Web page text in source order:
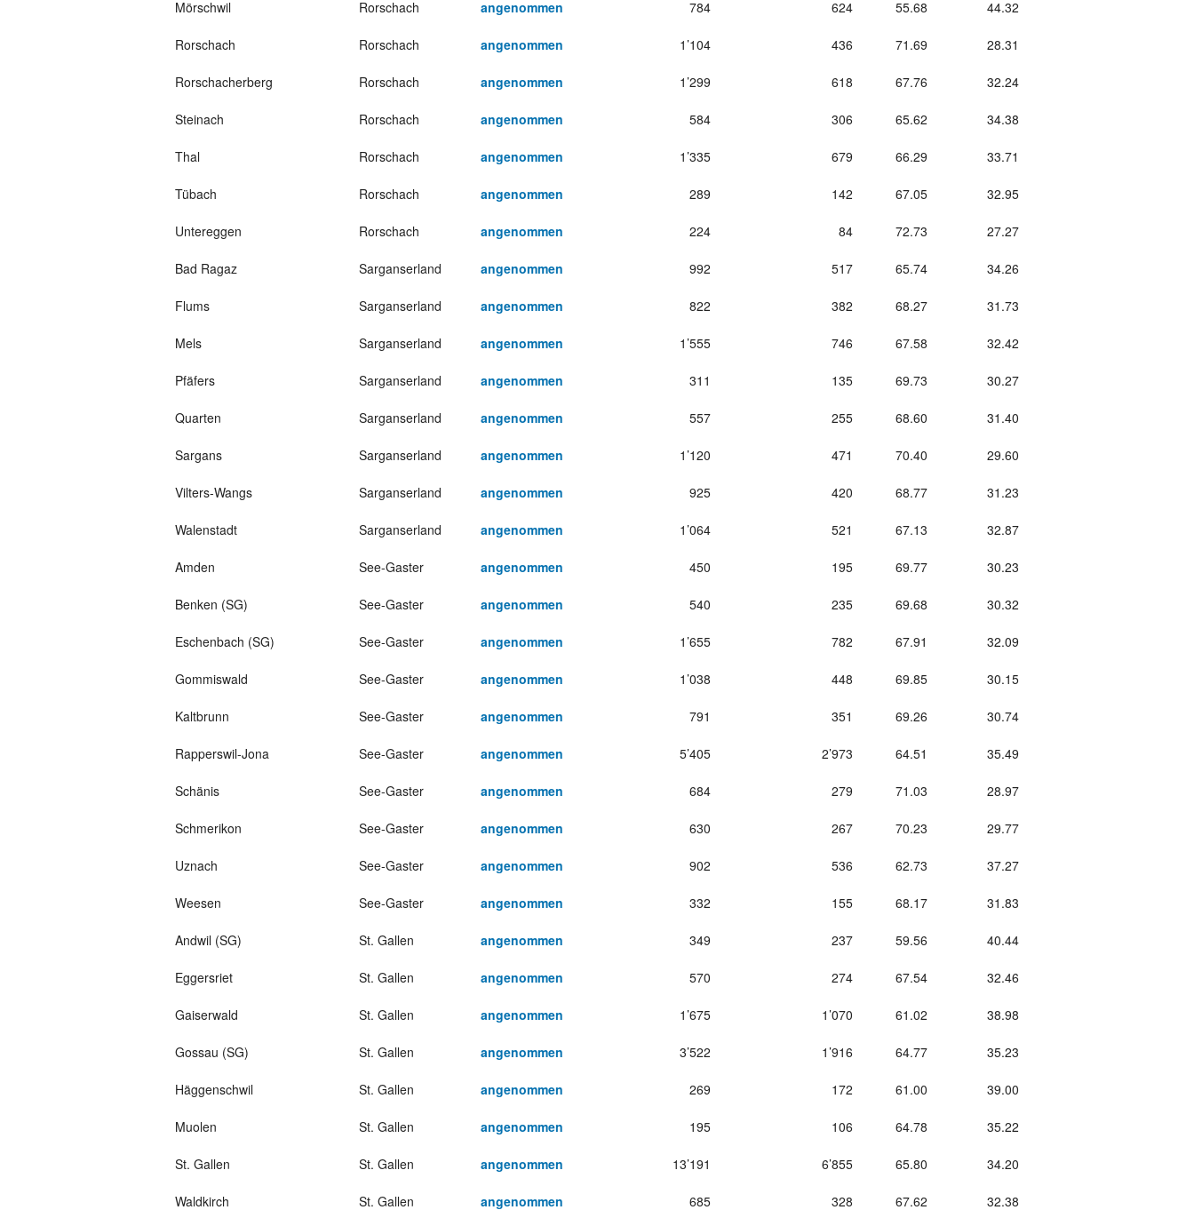
Mörschwil Rorschach angenommen 784 624 55.68 44.32
Rorschach Rorschach angenommen 1’104 436 71.69 28.31
Rorschacherberg Rorschach angenommen 1’299 618 67.76 32.24
Steinach Rorschach angenommen 584 306 65.62 34.38
Thal Rorschach angenommen 1’335 679 66.29 33.71
Tübach Rorschach angenommen 289 142 67.05 32.95
Untereggen Rorschach angenommen 224 84 72.73 27.27
Bad Ragaz Sarganserland angenommen 992 517 65.74 34.26
Flums Sarganserland angenommen 822 382 68.27 31.73
Mels Sarganserland angenommen 1’555 746 67.58 32.42
Pfäfers Sarganserland angenommen 311 135 69.73 30.27
Quarten Sarganserland angenommen 557 255 68.60 31.40
Sargans Sarganserland angenommen 1’120 471 70.40 29.60
Vilters-Wangs Sarganserland angenommen 925 420 68.77 31.23
Walenstadt Sarganserland angenommen 1’064 521 67.13 32.87
Amden See-Gaster angenommen 450 195 69.77 30.23
Benken (SG) See-Gaster angenommen 540 235 69.68 30.32
Eschenbach (SG) See-Gaster angenommen 1’655 782 67.91 32.09
Gommiswald See-Gaster angenommen 1’038 448 69.85 30.15
Kaltbrunn See-Gaster angenommen 791 351 69.26 30.74
Rapperswil-Jona See-Gaster angenommen 5’405 2’973 64.51 35.49
Schänis See-Gaster angenommen 684 279 71.03 28.97
Schmerikon See-Gaster angenommen 630 267 70.23 29.77
Uznach See-Gaster angenommen 902 536 62.73 37.27
Weesen See-Gaster angenommen 332 155 68.17 31.83
Andwil (SG) St. Gallen angenommen 349 237 59.56 40.44
Eggersriet St. Gallen angenommen 570 274 67.54 32.46
Gaiserwald St. Gallen angenommen 1’675 1’070 61.02 38.98
Gossau (SG) St. Gallen angenommen 3’522 1’916 64.77 35.23
Häggenschwil St. Gallen angenommen 269 172 61.00 39.00
Muolen St. Gallen angenommen 195 106 64.78 35.22
St. Gallen St. Gallen angenommen 13’191 6’855 65.80 34.20
Waldkirch St. Gallen angenommen 685 328 67.62 32.38